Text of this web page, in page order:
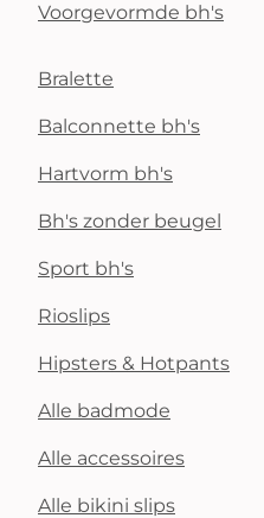
Voorgevormde bh's
Bralette
Balconnette bh's
Hartvorm bh's
Bh's zonder beugel
Sport bh's
Rioslips
Hipsters & Hotpants
Alle badmode
Alle accessoires
Alle bikini slips